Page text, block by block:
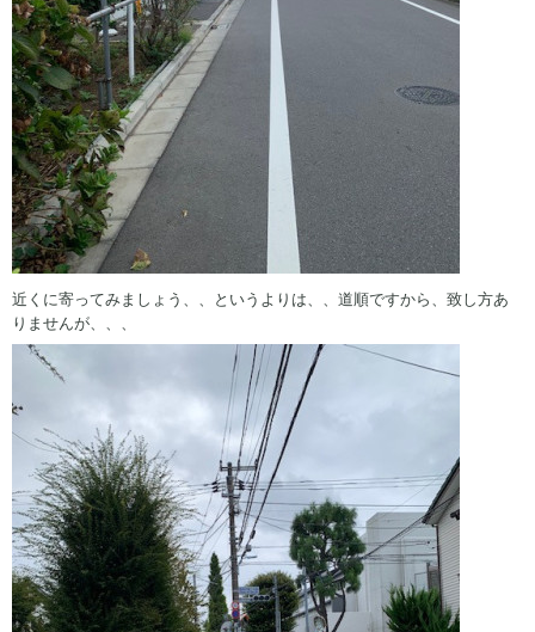
近くに寄ってみましょう、、というよりは、、道順ですから、致し方あ
りませんが、、、